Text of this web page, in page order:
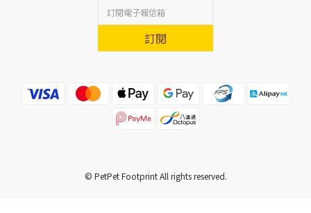
訂閱
© PetPet Footprint All rights reserved.